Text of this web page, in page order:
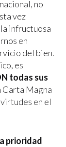
no
vez
infructuosa
en
del bien.
es
todas sus
Carta Magna
en el
prioridad